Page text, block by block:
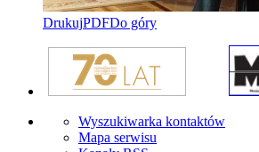
DrukujPDFDo góry
Wyszukiwarka kontaktów
Mapa serwisu